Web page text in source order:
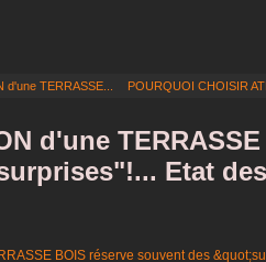
d'une TERRASSE... POURQUOI CHOISIR
d'une
Etat